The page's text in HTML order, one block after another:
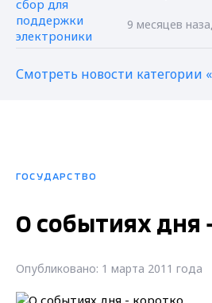
9 месяцев
Смотреть новости категории
ГОСУДАРСТВО
О событиях дня
Опубликовано: 1 марта 2011 года